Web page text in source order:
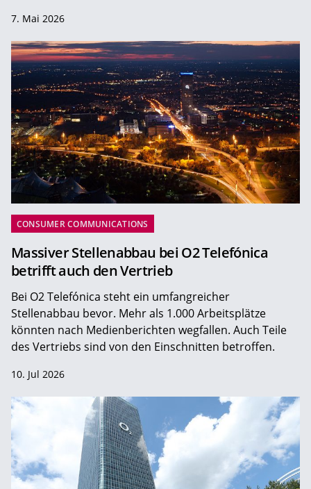
7. Mai 2026
CONSUMER COMMUNICATIONS
Massiver Stellenabbau bei O2 Telefónica
betrifft auch den Vertrieb
Bei O2 Telefónica steht ein umfangreicher
Stellenabbau bevor. Mehr als 1.000 Arbeitsplätze
könnten nach Medienberichten wegfallen. Auch Teile
des Vertriebs sind von den Einschnitten betroffen.
10. Jul 2026